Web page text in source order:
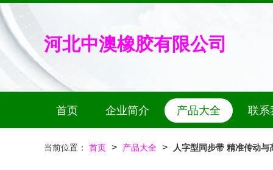
河北中澳橡胶有限公司
首页 企业简介 产品大全 联系
当前位置： 首页 > 产品大全 > 人字型同步带 精准传动